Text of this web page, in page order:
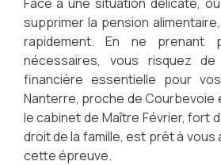
supprimer la pension
rapidement. En ne prenant
nécessaires, vous risquez
financière essentielle pour
Nanterre, proche de Courbevoie
le cabinet de Maître Février, fort
droit de la famille, est prêt à
cette épreuve.